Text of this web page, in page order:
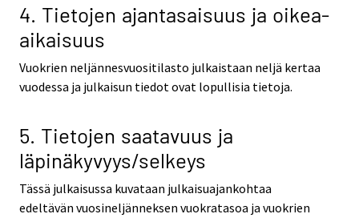
4. Tietojen ajantasaisuus ja oikea-
aikaisuus
Vuokrien neljännesvuositilasto julkaistaan neljä kertaa
vuodessa ja julkaisun tiedot ovat lopullisia tietoja.
5. Tietojen saatavuus ja
läpinäkyvyys/selkeys
Tässä julkaisussa kuvataan julkaisuajankohtaa
edeltävän vuosineljänneksen vuokratasoa ja vuokrien